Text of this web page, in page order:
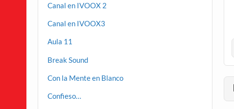
Canal en IVOOX 2
Canal en IVOOX3
Aula 11
Break Sound
Con la Mente en Blanco
Confieso…